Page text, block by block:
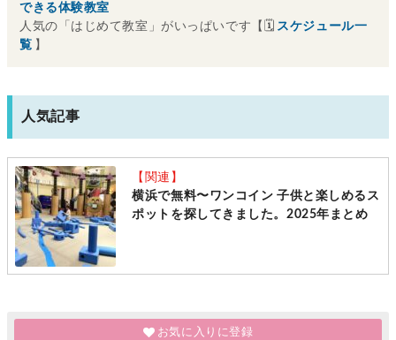
できる体験教室
人気の「はじめて教室」がいっぱいです【🗓 スケジュール一
覧 】
人気記事
【関連】
横浜で無料〜ワンコイン 子供と楽しめるス
ポットを探してきました。2025年まとめ
お気に入りに登録